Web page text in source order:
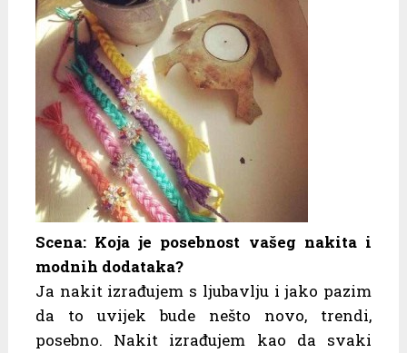
Scena: Koja je posebnost vašeg nakita i
modnih dodataka?
Ja nakit izrađujem s ljubavlju i jako pazim
da to uvijek bude nešto novo, trendi,
posebno. Nakit izrađujem kao da svaki